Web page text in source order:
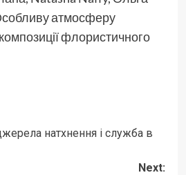
атмосферу
флористичного
натхнення і служба в
Next: